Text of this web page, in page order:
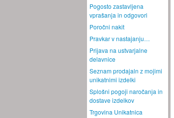
Pogosto zastavljena
vprašanja in odgovori
Poročni nakit
Pravkar v nastajanju…
Prijava na ustvarjalne
delavnice
Seznam prodajaln z mojimi
unikatnimi izdelki
Splošni pogoji naročanja in
dostave izdelkov
Trgovina Unikatnica